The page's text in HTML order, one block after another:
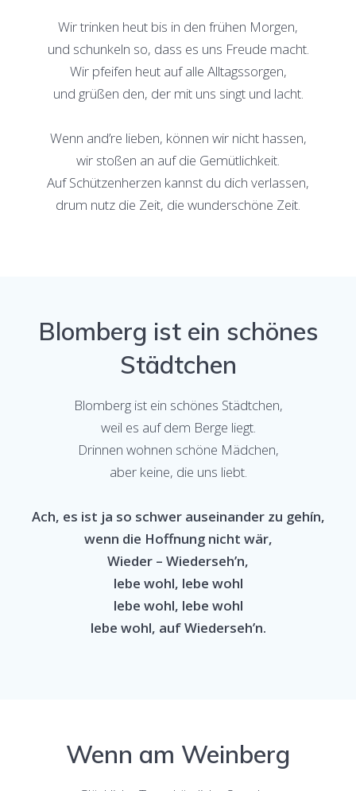
Wir trinken heut bis in den frühen Morgen,
und schunkeln so, dass es uns Freude macht.
Wir pfeifen heut auf alle Alltagssorgen,
und grüßen den, der mit uns singt und lacht.
Wenn and’re lieben, können wir nicht hassen,
wir stoßen an auf die Gemütlichkeit.
Auf Schützenherzen kannst du dich verlassen,
drum nutz die Zeit, die wunderschöne Zeit.
Blomberg ist ein schönes
Städtchen
Blomberg ist ein schönes Städtchen,
weil es auf dem Berge liegt.
Drinnen wohnen schöne Mädchen,
aber keine, die uns liebt.
Ach, es ist ja so schwer auseinander zu gehín,
wenn die Hoffnung nicht wär,
Wieder – Wiederseh’n,
lebe wohl, lebe wohl
lebe wohl, lebe wohl
lebe wohl, auf Wiederseh’n.
Wenn am Weinberg